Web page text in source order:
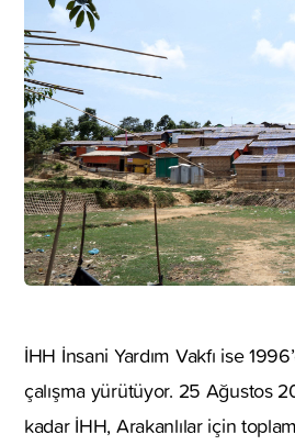
İHH İnsani Yardım Vakfı ise
çalışma yürütüyor. 25 Ağustos
kadar İHH, Arakanlılar için